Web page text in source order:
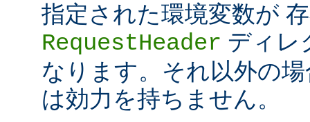
指定された環境変数が
RequestHeader ディレ
なります。それ以外の
は効力を持ちません。